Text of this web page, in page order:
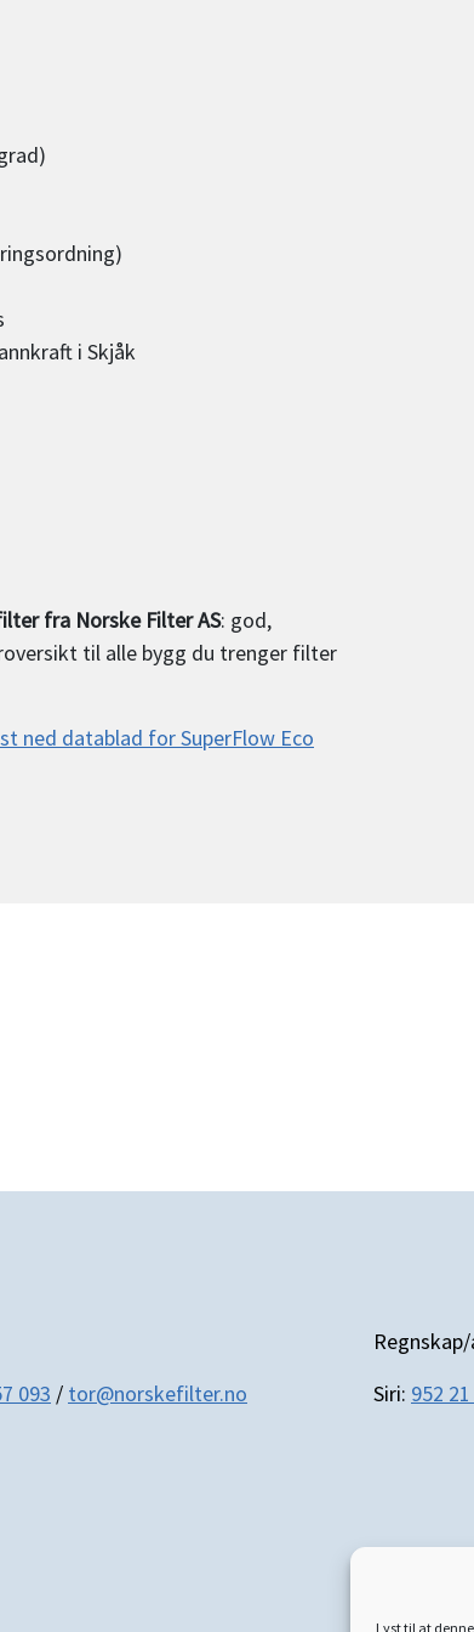
Lyst til at
i Skjåk
fra Norske Filter AS: god,
til alle bygg du trenger filter
ned datablad for SuperFlow Eco
093 / tor@norskefilter.no
Siri: 952